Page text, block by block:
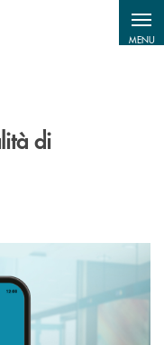
MENU
di